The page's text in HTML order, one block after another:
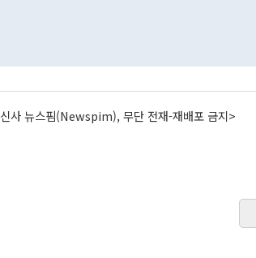
사 뉴스핌(Newspim), 무단 전재-재배포 금지>